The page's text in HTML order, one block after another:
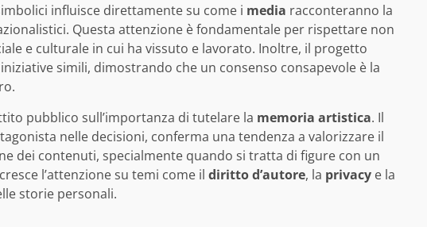
influisce direttamente su come i media racconteranno la
Questa attenzione è fondamentale per rispettare non
e culturale in cui ha vissuto e lavorato. Inoltre, il progetto
simili, dimostrando che un consenso consapevole è la
pubblico sull’importanza di tutelare la memoria artistica. Il
nelle decisioni, conferma una tendenza a valorizzare il
dei contenuti, specialmente quando si tratta di figure con un
l’attenzione su temi come il diritto d’autore, la privacy e la
storie personali.